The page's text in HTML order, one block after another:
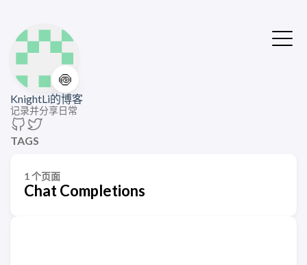
🍥
KnightLi的博客
记录并分享日常
TAGS
1 个页面
Chat Completions